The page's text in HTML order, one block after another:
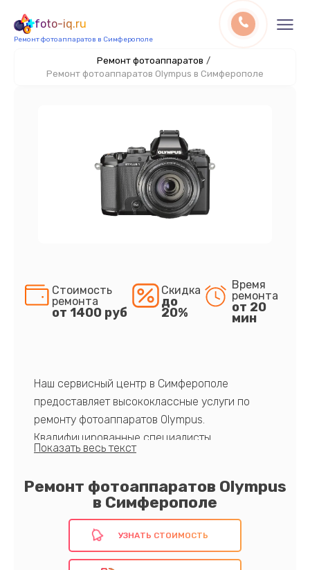
foto-iq.ru
Ремонт фотоаппаратов в Симферополе
Ремонт фотоаппаратов /
Ремонт фотоаппаратов Olympus в Симферополе
Ремонт фотоаппаратов Olympus
в Симферополе
Стоимость
ремонта
от 1400 руб
Скидка
до
20%
Время
ремонта
от 20
мин
Наш сервисный центр в Симферополе
предоставляет высококлассные услуги по
ремонту фотоаппаратов Olympus.
Квалифицированные специалисты,
современное оборудование и оригинальные
долгосрочную работоспособность вашего
устройства после ремонта.
Доверьте свою фототехнику Olympus
профессионалам!
УЗНАТЬ СТОИМОСТЬ